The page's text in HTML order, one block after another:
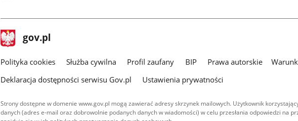
stopka
gov.pl Strona
gov.pl
gov.pl
Polityka cookies Służba cywilna Profil zaufany BIP Prawa autorskie
Deklaracja dostępności serwisu Gov.pl
Ustawienia prywatności
Strony dostępne w domenie www.gov.pl mogą zawierać adresy skrzynek mailowych. Użytkownik
danych (adres e-mail oraz dobrowolnie podanych danych w wiadomości) w celu przesłania odpowiedzi na